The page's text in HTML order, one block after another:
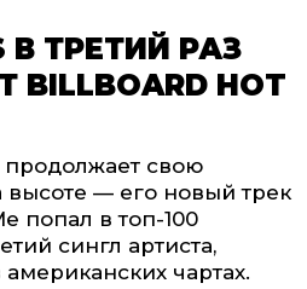
ТРЕТИЙ РАЗ
HOT
свою
высоте — его новый трек
попал в топ-100
сингл артиста,
чартах.